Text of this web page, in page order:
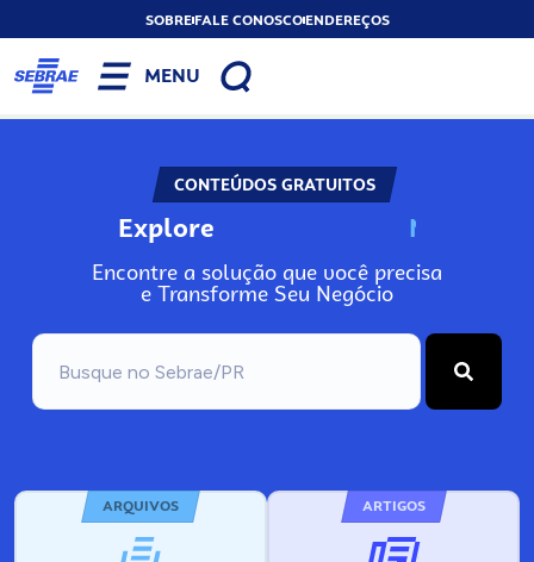
SOBREFALE CONOSCOENDEREÇOS
MENU
CONTEÚDOS GRATUITOS
Explore N
Encontre a solução que você precisa
e Transforme Seu Negócio
ARQUIVOS ARTIGOS